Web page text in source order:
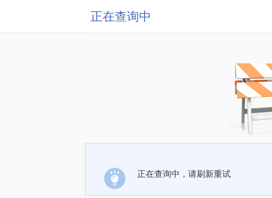
正在查询中
正在查询中，请刷新重试